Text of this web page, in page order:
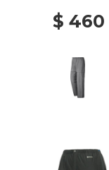
$ 460